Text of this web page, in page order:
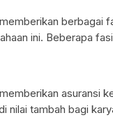
berbagai
ini. Beberapa
asuransi
nilai tambah bagi